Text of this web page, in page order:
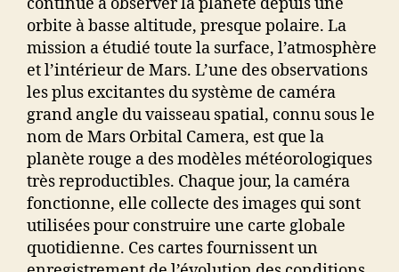
orbite à basse altitude, presque polaire. La
mission a étudié toute la surface, l’atmosphère
et l’intérieur de Mars. L’une des observations
les plus excitantes du système de caméra
grand angle du vaisseau spatial, connu sous le
nom de Mars Orbital Camera, est que la
planète rouge a des modèles météorologiques
très reproductibles. Chaque jour, la caméra
fonctionne, elle collecte des images qui sont
utilisées pour construire une carte globale
quotidienne. Ces cartes fournissent un